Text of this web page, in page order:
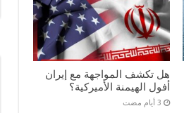
هل تكشف المواجهة مع إيران
أفول الهيمنة الأميركية؟